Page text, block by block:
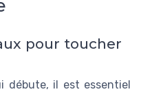
pour toucher
débute, il est essentiel